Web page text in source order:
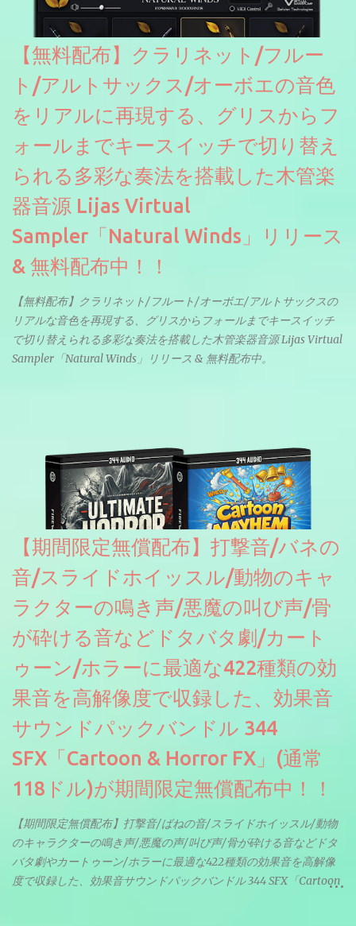
【無料配布】クラリネット/フルー
ト/アルトサックス/オーボエの音色
をリアルに再現する、グリスからフ
ォールまでキースイッチで切り替え
られる多彩な奏法を搭載した木管楽
器音源 Lijas Virtual
Sampler「Natural Winds」リリース
& 無料配布中！！
【無料配布】クラリネット/フルート/オーボエ/アルトサックスの
リアルな音色を再現する、グリスからフォールまでキースイッチ
で切り替えられる多彩な奏法を搭載した木管楽器音源 Lijas Virtual
Sampler「Natural Winds」リリース & 無料配布中。
【期間限定無償配布】打撃音/バネの
音/スライドホイッスル/動物のキャ
ラクターの鳴き声/悪魔の叫び声/骨
が砕ける音などドタバタ劇/カート
ゥーン/ホラーに最適な422種類の効
果音を高解像度で収録した、効果音
サウンドパックバンドル 344
SFX「Cartoon & Horror FX」(通常
118ドル)が期間限定無償配布中！！
【期間限定無償配布】打撃音/ばねの音/スライドホイッスル/動物
のキャラクターの鳴き声/悪魔の声/叫び声/骨が砕ける音などドタ
バタ劇やカートゥーン/ホラーに最適な422種類の効果音を高解像
度で収録した、効果音サウンドパックバンドル 344 SFX「Cartoon